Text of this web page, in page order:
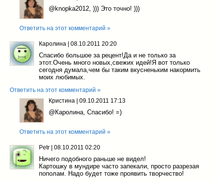
@knopka2012 , ))) Это точно! )))
Ответить на этот комментарий »
Каролина | 08.10.2011 20:20
Спасибо большое за рецент!Да и не только за
этот.Очень много новых,свежих идей!Я вот только
сегодня думала,чем бы таким вкусненьким накормить
моих любимых.
Ответить на этот комментарий »
Кристина | 09.10.2011 17:13
@Каролина , Спасибо! =)
Ответить на этот комментарий »
Petr | 08.10.2011 02:20
Ничего подобного раньше не видел!
Картошку в мундире часто запекали, просто разрезая
пополам. Надо будет тоже проявить творчество!